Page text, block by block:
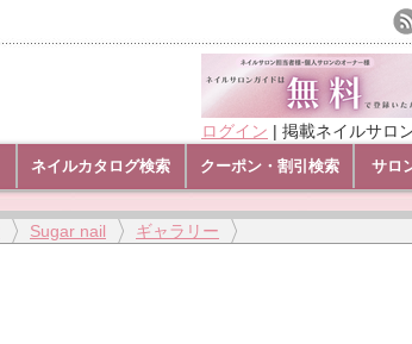
ネイルカタログ検索 クーポン・割引検索 サロ
ログイン | 掲載ネイルサロ
Sugar nail ギャラリー